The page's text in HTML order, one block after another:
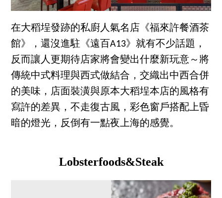
在大稻埕發跡的私廚人氣名店《福來許餐酒茶
館》，還沒進駐《遠百A13》就有不少話題，
反而讓人更期待店家將會變出什麼新玩意～將
傳統中式料理與西式做結合，交織出中西合併
的美味，店面裝潢與原本大稻埕本店的風格有
寫許的差異，不走復古風，彩色窗戶搭配上昏
暗的燈光，反倒有一點夜上海的感覺。
Lobsterfoods&Steak